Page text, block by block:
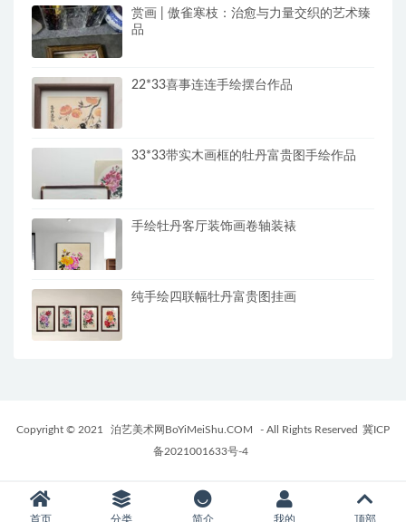
赏画 | 傲雀寒枝：治愈与力量交织的艺术臻
品
22*33喜事连连手绘摆台作品
33*33带实木画框的牡丹富贵图手绘作品
手绘牡丹客厅装饰画卷轴装裱
纯手绘四联幅牡丹富贵图挂画
Copyright © 2021 泊艺美术网BoYiMeiShu.COM - All Rights Reserved 冀ICP
备2021001633号-4
首页 分类 简介 我的 顶部